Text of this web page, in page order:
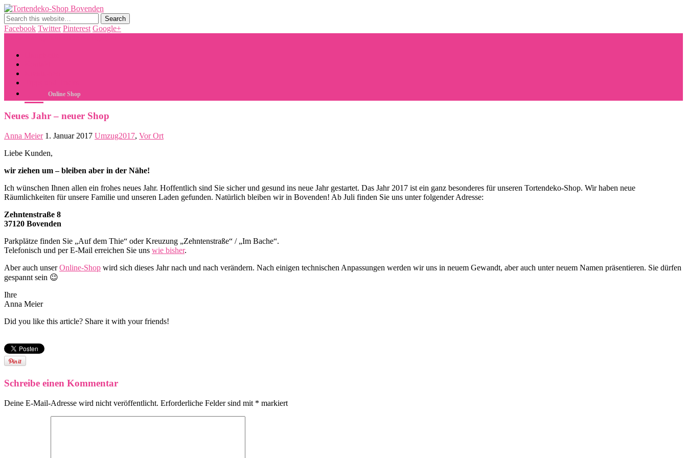
Tortendekorationen, Cake Pops, Macarons, Back-Workshops
Facebook Twitter Pinterest Google+
Online Shop
Neues Jahr – neuer Shop
Anna Meier 1. Januar 2017 Umzug2017, Vor Ort
Liebe Kunden,
wir ziehen um – bleiben aber in der Nähe!
Ich wünschen Ihnen allen ein frohes neues Jahr. Hoffentlich sind Sie sicher und gesund ins neue Jahr gestartet. Das Jahr 2017 ist ein ganz besonderes für unseren Tortendeko-Shop. Wir haben neue
Räumlichkeiten für unsere Familie und unseren Laden gefunden. Natürlich bleiben wir in Bovenden! Ab Juli finden Sie uns unter folgender Adresse:
Zehntenstraße 8
37120 Bovenden
Parkplätze finden Sie „Auf dem Thie“ oder Kreuzung „Zehntenstraße“ / „Im Bache“.
Telefonisch und per E-Mail erreichen Sie uns wie bisher.
Aber auch unserOnline-Shop wird sich dieses Jahr nach und nach verändern. Nach einigen technischen Anpassungen werden wir uns in neuem Gewandt, aber auch unter neuem Namen präsentieren. Sie dürfen
gespannt sein 😉
Ihre
Anna Meier
Did you like this article? Share it with your friends!
Schreibe einen Kommentar
Deine E-Mail-Adresse wird nicht veröffentlicht. Erforderliche Felder sind mit * markiert